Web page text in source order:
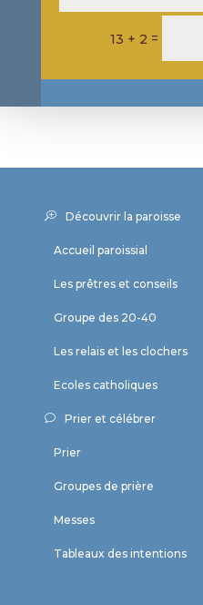
13 + 2 =
Découvrir la paroisse
Accueil paroissial
Les prêtres et conseils
Groupe des 20-40
Les relais et les clochers
Ecoles catholiques
Prier et célébrer
Prier
Groupes de prière
Messes
Tableaux des intentions